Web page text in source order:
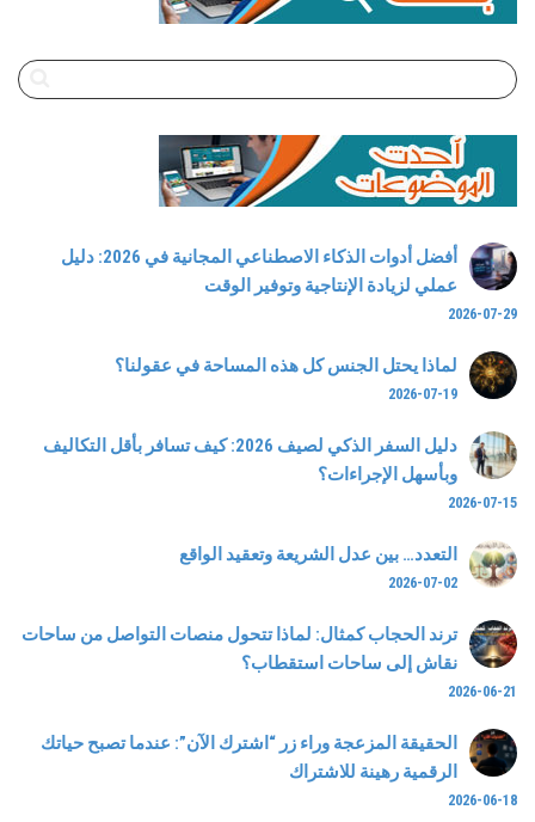
أفضل أدوات الذكاء الاصطناعي المجانية في 2026: دليل
عملي لزيادة الإنتاجية وتوفير الوقت
2026-07-29
لماذا يحتل الجنس كل هذه المساحة في عقولنا؟
2026-07-19
دليل السفر الذكي لصيف 2026: كيف تسافر بأقل التكاليف
وبأسهل الإجراءات؟
2026-07-15
التعدد… بين عدل الشريعة وتعقيد الواقع
2026-07-02
ترند الحجاب كمثال: لماذا تتحول منصات التواصل من ساحات
نقاش إلى ساحات استقطاب؟
2026-06-21
الحقيقة المزعجة وراء زر “اشترك الآن”: عندما تصبح حياتك
الرقمية رهينة للاشتراك
2026-06-18